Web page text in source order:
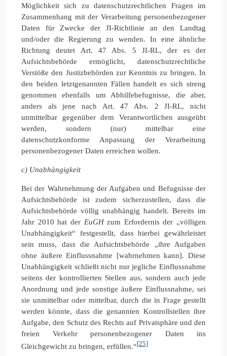
Möglichkeit sich zu datenschutzrechtlichen Fragen im
Zusammenhang mit der Verarbeitung personenbezogener
Daten für Zwecke der JI-Richtlinie an den Landtag
und/oder die Regierung zu wenden. In eine ähnliche
Richtung deutet Art. 47 Abs. 5 JI-RL, der es der
Aufsichtsbehörde ermöglicht, datenschutzrechtliche
Verstöße den Justizbehörden zur Kenntnis zu bringen. In
den beiden letztgenannten Fällen handelt es sich streng
genommen ebenfalls um Abhilfebefugnisse, die aber,
anders als jene nach Art. 47 Abs. 2 JI-RL, nicht
unmittelbar gegenüber dem Verantwortlichen ausgeübt
werden, sondern (nur) mittelbar eine
datenschutzkonforme Anpassung der Verarbeitung
personenbezogener Daten erreichen wollen.
c) Unabhängigkeit
Bei der Wahrnehmung der Aufgaben und Befugnisse der
Aufsichtsbehörde ist zudem sicherzustellen, dass die
Aufsichtsbehörde völlig unabhängig handelt. Bereits im
Jahr 2010 hat der EuGHzum Erfordernis der „völligen
Unabhängigkeit“ festgestellt, dass hierbei gewährleistet
sein muss, dass die Aufsichtsbehörde „ihre Aufgaben
ohne äußere Einflussnahme [wahrnehmen kann]. Diese
Unabhängigkeit schließt nicht nur jegliche Einflussnahme
seitens der kontrollierten Stellen aus, sondern auch jede
Anordnung und jede sonstige äußere Einflussnahme, sei
sie unmittelbar oder mittelbar, durch die in Frage gestellt
werden könnte, dass die genannten Kontrollstellen ihre
Aufgabe, den Schutz des Rechts auf Privatsphäre und den
freien Verkehr personenbezogener Daten ins
Gleichgewicht zu bringen, erfüllen.“[25]